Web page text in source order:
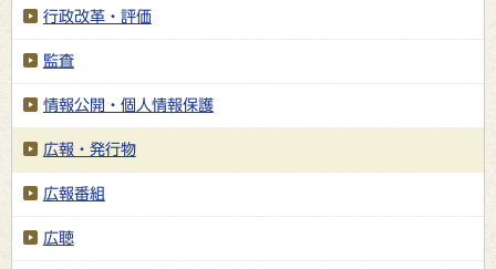
行政改革・評価
監査
情報公開・個人情報保護
広報・発行物
広報番組
広聴